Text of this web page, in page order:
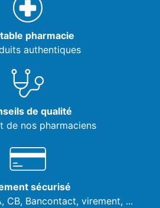
pharmacie
authentiques
de qualité
de nos pharmaciens
sécurisé
CB, Bancontact, virement, ...